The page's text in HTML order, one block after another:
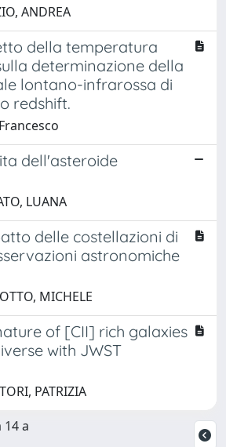
ANDREA
della temperatura
determinazione della
lontano-infrarossa di
redshift.
dell'asteroide
LUANA
delle costellazioni di
astronomiche
MICHELE
of [CII] rich galaxies
with JWST
PATRIZIA
a